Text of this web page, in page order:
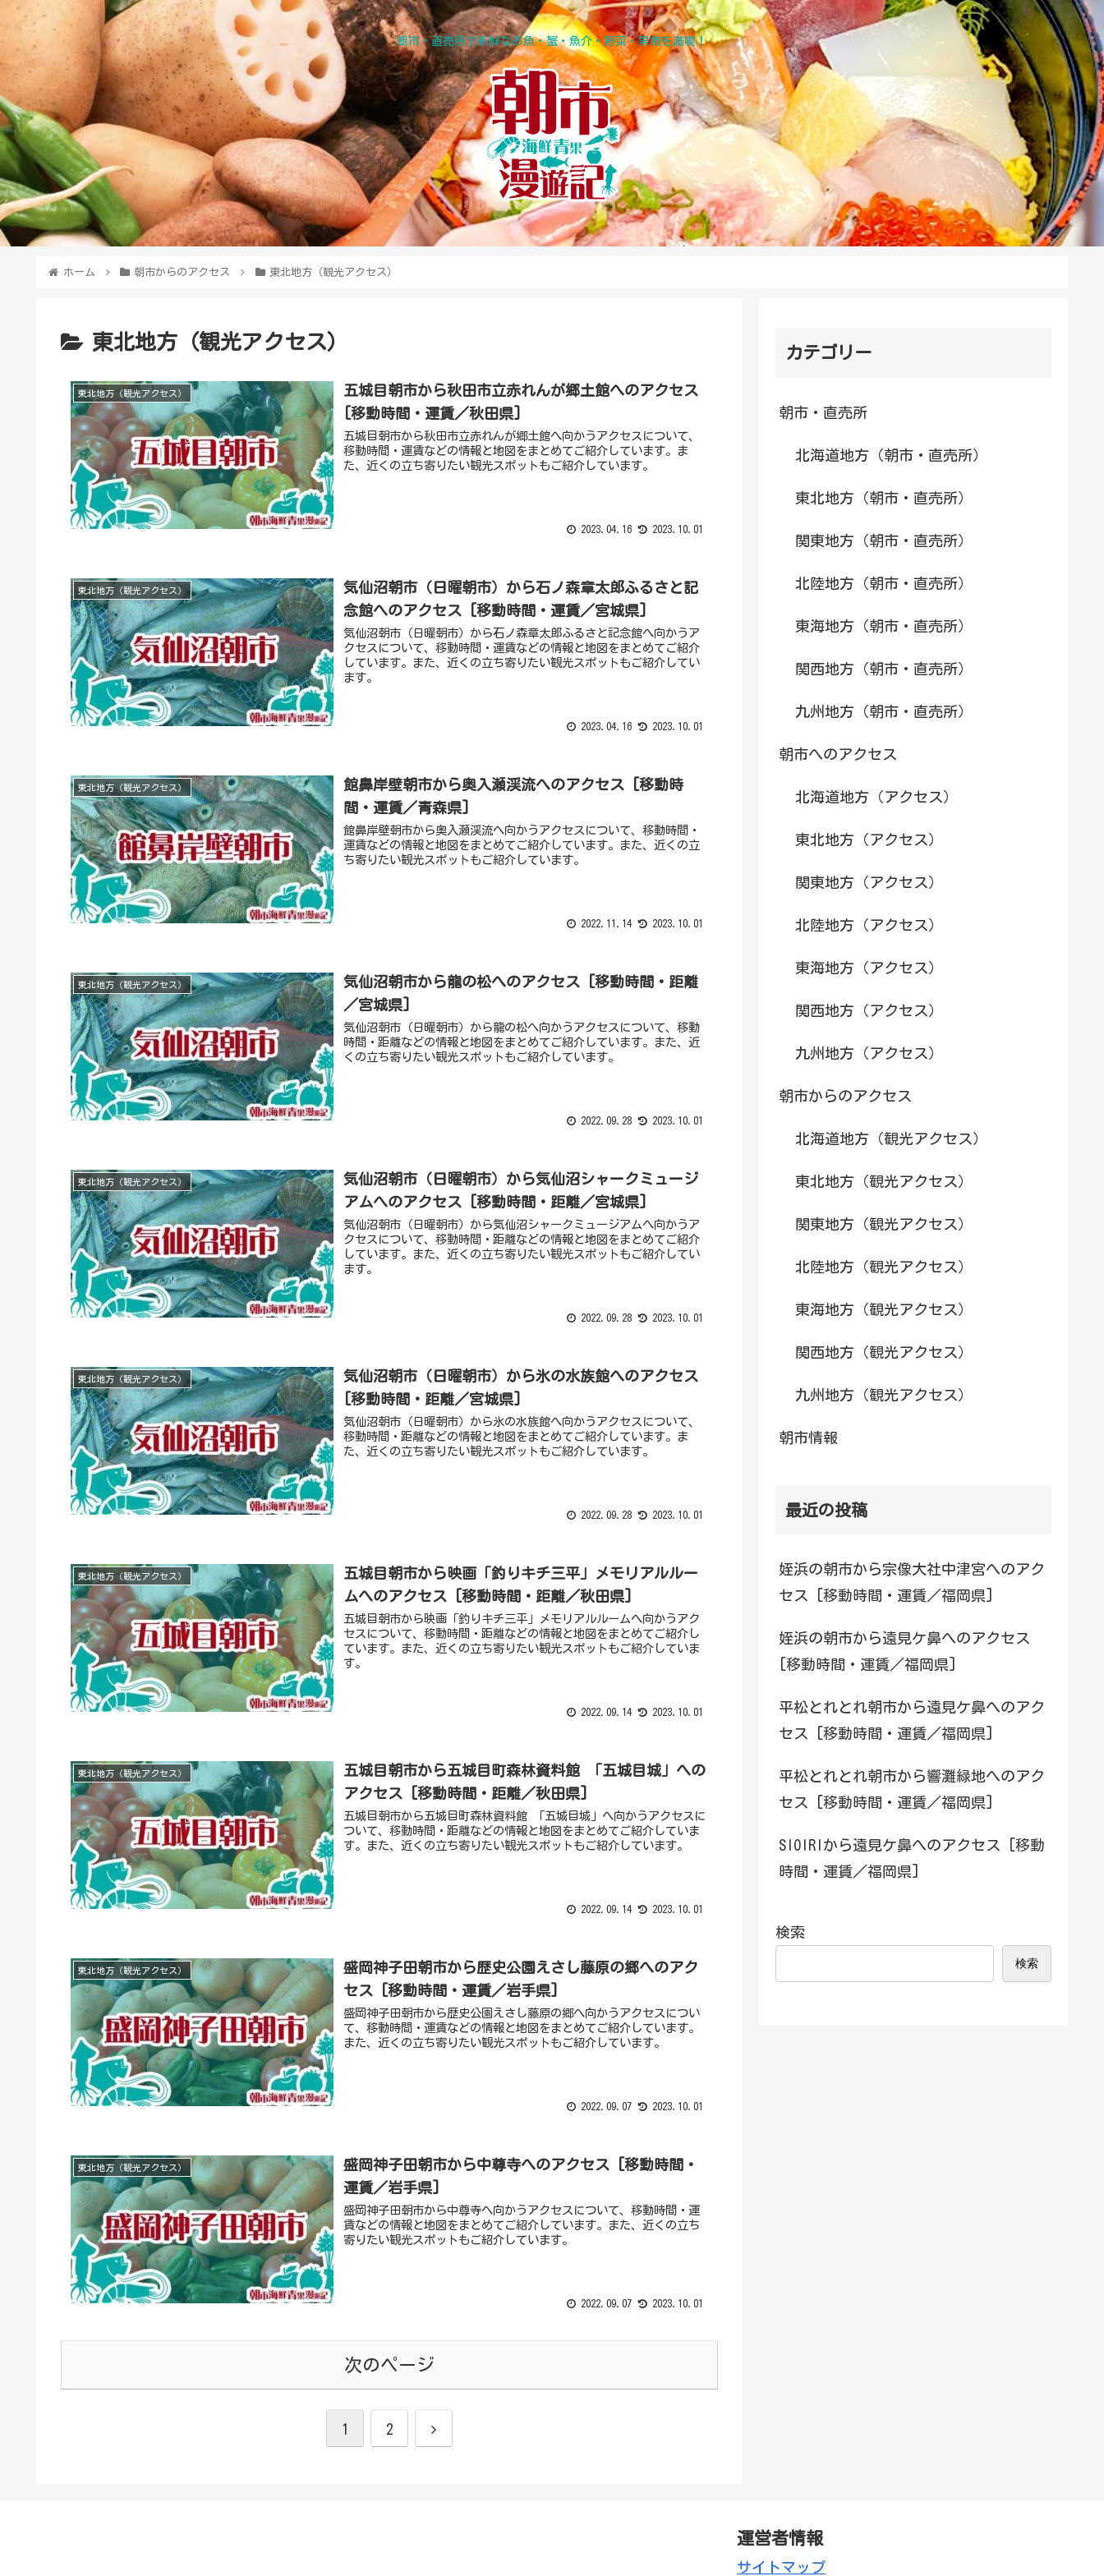
朝市・直売所で新鮮なお魚・蟹・魚介・野菜・果物を満喫！
ホーム 朝市からのアクセス 東北地方（観光アクセス）
東北地方（観光アクセス）
東北地方（観光アクセス）
五城目朝市から秋田市立赤れんが郷土館へのアクセス
[移動時間・運賃／秋田県]
五城目朝市から秋田市立赤れんが郷土館へ向かうアクセスについて、
移動時間・運賃などの情報と地図をまとめてご紹介しています。ま
た、近くの立ち寄りたい観光スポットもご紹介しています。
2023.04.16 2023.10.01
東北地方（観光アクセス）
気仙沼朝市（日曜朝市）から石ノ森章太郎ふるさと記
念館へのアクセス [移動時間・運賃／宮城県]
気仙沼朝市（日曜朝市）から石ノ森章太郎ふるさと記念館へ向かうア
クセスについて、移動時間・運賃などの情報と地図をまとめてご紹介
しています。また、近くの立ち寄りたい観光スポットもご紹介してい
ます。
2023.04.16 2023.10.01
東北地方（観光アクセス）
館鼻岸壁朝市から奥入瀬渓流へのアクセス [移動時
間・運賃／青森県]
館鼻岸壁朝市から奥入瀬渓流へ向かうアクセスについて、移動時間・
運賃などの情報と地図をまとめてご紹介しています。また、近くの立
ち寄りたい観光スポットもご紹介しています。
2022.11.14 2023.10.01
東北地方（観光アクセス）
気仙沼朝市から龍の松へのアクセス [移動時間・距離
／宮城県]
気仙沼朝市（日曜朝市）から龍の松へ向かうアクセスについて、移動
時間・距離などの情報と地図をまとめてご紹介しています。また、近
くの立ち寄りたい観光スポットもご紹介しています。
2022.09.28 2023.10.01
東北地方（観光アクセス）
気仙沼朝市（日曜朝市）から気仙沼シャークミュージ
アムへのアクセス [移動時間・距離／宮城県]
気仙沼朝市（日曜朝市）から気仙沼シャークミュージアムへ向かうア
クセスについて、移動時間・距離などの情報と地図をまとめてご紹介
しています。また、近くの立ち寄りたい観光スポットもご紹介してい
ます。
2022.09.28 2023.10.01
東北地方（観光アクセス）
気仙沼朝市（日曜朝市）から氷の水族館へのアクセス
[移動時間・距離／宮城県]
気仙沼朝市（日曜朝市）から氷の水族館へ向かうアクセスについて、
移動時間・距離などの情報と地図をまとめてご紹介しています。ま
た、近くの立ち寄りたい観光スポットもご紹介しています。
2022.09.28 2023.10.01
東北地方（観光アクセス）
五城目朝市から映画「釣りキチ三平」メモリアルルー
ムへのアクセス [移動時間・距離／秋田県]
五城目朝市から映画「釣りキチ三平」メモリアルルームへ向かうアク
セスについて、移動時間・距離などの情報と地図をまとめてご紹介し
ています。また、近くの立ち寄りたい観光スポットもご紹介していま
す。
2022.09.14 2023.10.01
東北地方（観光アクセス）
五城目朝市から五城目町森林資料館 「五城目城」への
アクセス [移動時間・距離／秋田県]
五城目朝市から五城目町森林資料館 「五城目城」へ向かうアクセスに
ついて、移動時間・距離などの情報と地図をまとめてご紹介していま
す。また、近くの立ち寄りたい観光スポットもご紹介しています。
2022.09.14 2023.10.01
東北地方（観光アクセス）
盛岡神子田朝市から歴史公園えさし藤原の郷へのアク
セス [移動時間・運賃／岩手県]
盛岡神子田朝市から歴史公園えさし藤原の郷へ向かうアクセスについ
て、移動時間・運賃などの情報と地図をまとめてご紹介しています。
また、近くの立ち寄りたい観光スポットもご紹介しています。
2022.09.07 2023.10.01
東北地方（観光アクセス）
盛岡神子田朝市から中尊寺へのアクセス [移動時間・
運賃／岩手県]
盛岡神子田朝市から中尊寺へ向かうアクセスについて、移動時間・運
賃などの情報と地図をまとめてご紹介しています。また、近くの立ち
寄りたい観光スポットもご紹介しています。
2022.09.07 2023.10.01
次のページ
1 2
カテゴリー
朝市・直売所
北海道地方（朝市・直売所）
東北地方（朝市・直売所）
関東地方（朝市・直売所）
北陸地方（朝市・直売所）
東海地方（朝市・直売所）
関西地方（朝市・直売所）
九州地方（朝市・直売所）
朝市へのアクセス
北海道地方（アクセス）
東北地方（アクセス）
関東地方（アクセス）
北陸地方（アクセス）
東海地方（アクセス）
関西地方（アクセス）
九州地方（アクセス）
朝市からのアクセス
北海道地方（観光アクセス）
東北地方（観光アクセス）
関東地方（観光アクセス）
北陸地方（観光アクセス）
東海地方（観光アクセス）
関西地方（観光アクセス）
九州地方（観光アクセス）
朝市情報
最近の投稿
姪浜の朝市から宗像大社中津宮へのアク
セス [移動時間・運賃／福岡県]
姪浜の朝市から遠見ケ鼻へのアクセス
[移動時間・運賃／福岡県]
平松とれとれ朝市から遠見ケ鼻へのアク
セス [移動時間・運賃／福岡県]
平松とれとれ朝市から響灘緑地へのアク
セス [移動時間・運賃／福岡県]
SIOIRIから遠見ケ鼻へのアクセス [移動
時間・運賃／福岡県]
検索
検索
運営者情報
サイトマップ